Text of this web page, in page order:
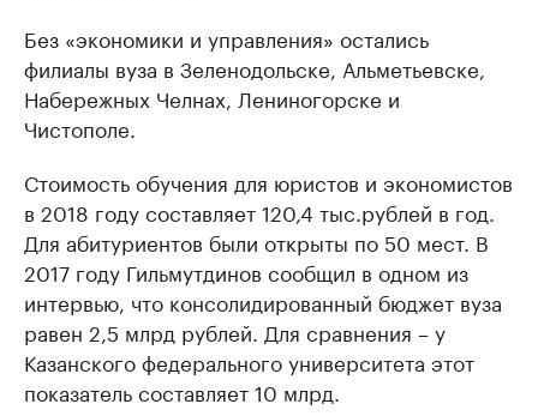
Без «экономики и управления» остались
филиалы вуза в Зеленодольске, Альметьевске,
Набережных Челнах, Лениногорске и
Чистополе.
Стоимость обучения для юристов и экономистов
в 2018 году составляет 120,4 тыс.рублей в год.
Для абитуриентов были открыты по 50 мест. В
2017 году Гильмутдинов сообщил в одном из
интервью, что консолидированный бюджет вуза
равен 2,5 млрд рублей. Для сравнения – у
Казанского федерального университета этот
показатель составляет 10 млрд.